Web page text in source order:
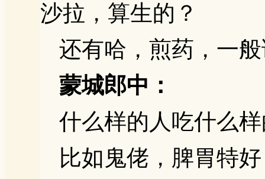
沙拉，算生的？
还有哈，煎药，一
蒙城郎中：
什么样的人吃什么
比如鬼佬，脾胃特